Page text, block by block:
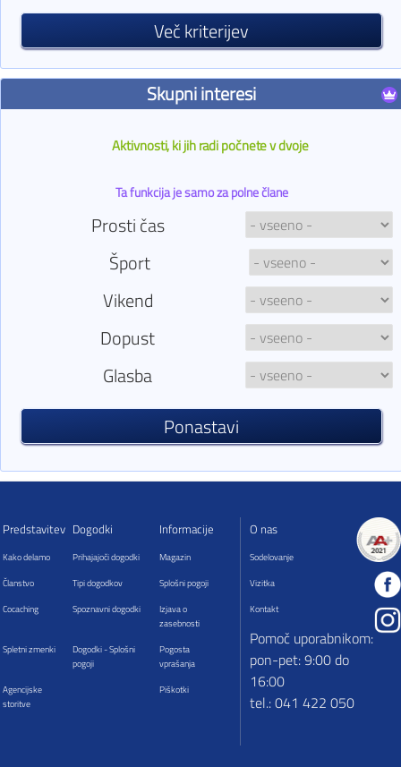
Več kriterijev
Skupni interesi
Aktivnosti, ki jih radi počnete v dvoje
Ta funkcija je samo za polne člane
Prosti čas
Šport
Vikend
Dopust
Glasba
Ponastavi
Predstavitev Dogodki Informacije
Kako delamo Prihajajoči dogodki
Magazin
Članstvo
Tipi dogodkov
Splošni pogoji
Cocaching
Spoznavni dogodki
Izjava o
zasebnosti
Spletni zmenki
Dogodki - Splošni
pogoji
Pogosta
vprašanja
Agencijske
storitve
Piškotki
O nas
Sodelovanje
Vizitka
Kontakt
Pomoč uporabnikom:
pon-pet: 9:00 do
16:00
tel.: 041 422 050